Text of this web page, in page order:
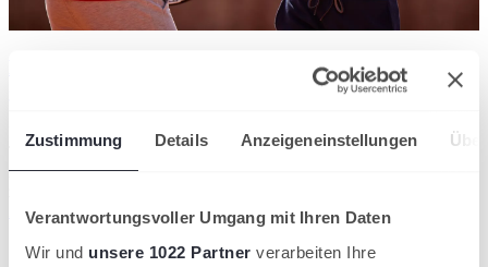
Zustimmung Details Anzeigeneinstellungen
Verantwortungsvoller Umgang mit Ihren Daten
Wir und unsere 1022 Partner verarbeiten Ihre
wird in einer neuen Registerkarte
Das DTB Vereinsportal ist die Plattform für Deutschlands
Tennisvereine. Sie bündelt die wichtigsten Informationen, bietet
zahlreiche Services für Vereinsvertreter:innen und stellt Materialien
Zum Vereinsportalwird in einer neuen Registerkarte geöffnet